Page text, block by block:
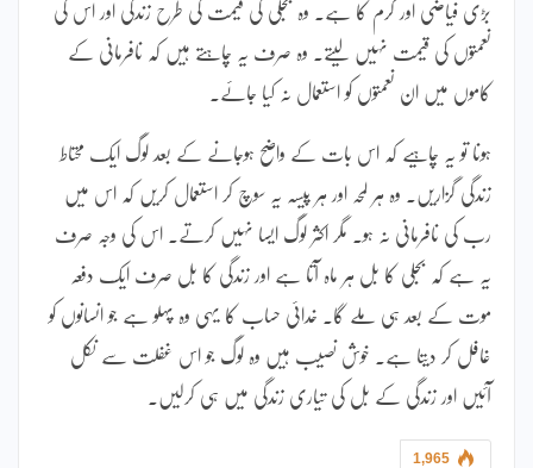
بڑی فیاضی اور کرم کا ہے۔ وہ بجلی کی قیمت کی طرح زندگی اور اس کی
نعمتوں کی قیمت نہیں لیتے۔ وہ صرف یہ چاہتے ہیں کہ نافرمانی کے
کاموں میں ان نعمتوں کو استعمال نہ کیا جائے۔
ہونا تو یہ چاہیے کہ اس بات کے واضح ہوجانے کے بعد لوگ ایک محتاط
زندگی گزاریں۔ وہ ہر لمحہ اور ہر پیسہ یہ سوچ کر استعمال کریں کہ اس میں
رب کی نافرمانی نہ ہو۔ مگر اکثر لوگ ایسا نہیں کرتے۔ اس کی وجہ صرف
یہ ہے کہ بجلی کا بل ہر ماہ آتا ہے اور زندگی کا بل صرف ایک دفعہ
موت کے بعد ہی ملے گا۔ خدائی حساب کا یہی وہ پہلو ہے جو انسانوں کو
غافل کر دیتا ہے۔ خوش نصیب ہیں وہ لوگ جو اس غفلت سے نکل
آئیں اور زندگی کے بل کی تیاری زندگی میں ہی کرلیں۔
1,965